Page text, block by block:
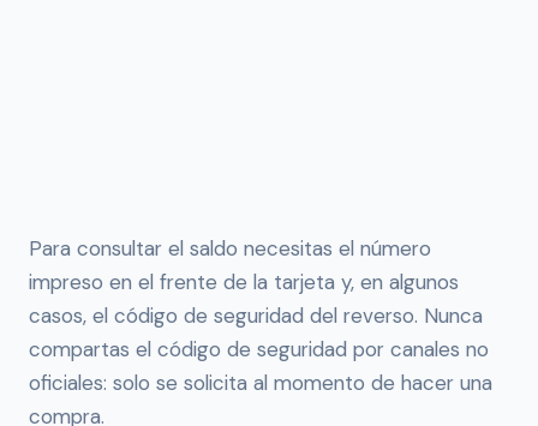
Para consultar el saldo necesitas el número
impreso en el frente de la tarjeta y, en algunos
casos, el código de seguridad del reverso. Nunca
compartas el código de seguridad por canales no
oficiales: solo se solicita al momento de hacer una
compra.